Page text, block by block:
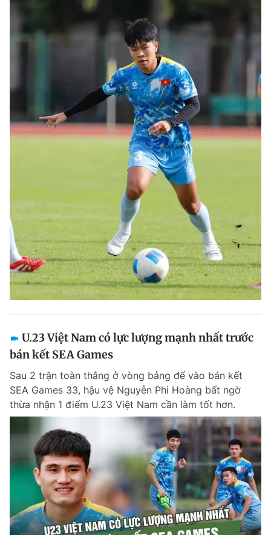
U.23 Việt Nam có lực lượng mạnh nhất trước
bán kết SEA Games
Sau 2 trận toàn thắng ở vòng bảng để vào bán kết
SEA Games 33, hậu vệ Nguyễn Phi Hoàng bất ngờ
thừa nhận 1 điểm U.23 Việt Nam cần làm tốt hơn.